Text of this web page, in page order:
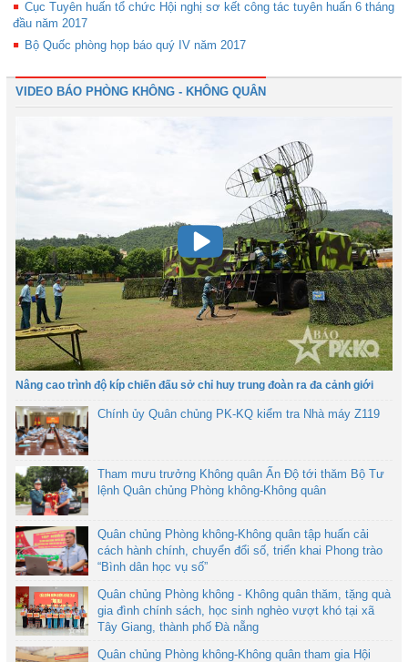
Cục Tuyên huấn tổ chức Hội nghị sơ kết công tác tuyên huấn 6 tháng
đầu năm 2017
Bộ Quốc phòng họp báo quý IV năm 2017
VIDEO BÁO PHÒNG KHÔNG - KHÔNG QUÂN
Nâng cao trình độ kíp chiến đấu sở chỉ huy trung đoàn ra đa cảnh giới
Chính ủy Quân chủng PK-KQ kiểm tra Nhà máy Z119
Tham mưu trưởng Không quân Ấn Độ tới thăm Bộ Tư
lệnh Quân chủng Phòng không-Không quân
Quân chủng Phòng không-Không quân tập huấn cải
cách hành chính, chuyển đổi số, triển khai Phong trào
“Bình dân học vụ số”
Quân chủng Phòng không - Không quân thăm, tặng quà
gia đình chính sách, học sinh nghèo vượt khó tại xã
Tây Giang, thành phố Đà nẵng
Quân chủng Phòng không-Không quân tham gia Hội